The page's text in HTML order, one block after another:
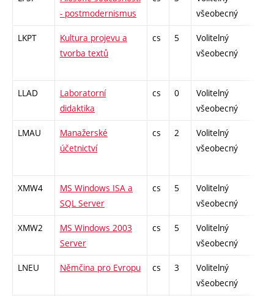
- postmodernismus
všeobecný
LKPT
Kultura projevu a
tvorba textů
cs 5
Volitelný
všeobecný
LLAD
Laboratorní
didaktika
cs 0
Volitelný
všeobecný
LMAU
Manažerské
účetnictví
cs 2
Volitelný
všeobecný
XMW4
MS Windows ISA a
SQL Server
cs 5
Volitelný
všeobecný
XMW2
MS Windows 2003
Server
cs 5
Volitelný
všeobecný
LNEU Němčina pro Evropu cs 3
Volitelný
všeobecný